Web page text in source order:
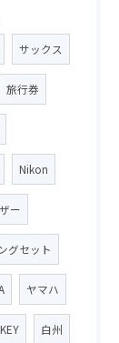
サックス
旅行券
Nikon
ー
グセット
ヤマハ
白州